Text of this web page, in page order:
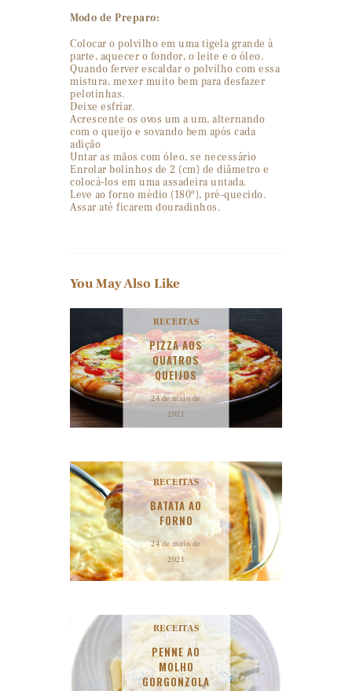
Modo de Preparo:
Colocar o polvilho em uma tigela grande à
parte, aquecer o fondor, o leite e o óleo.
Quando ferver escaldar o polvilho com essa
mistura, mexer muito bem para desfazer
pelotinhas.
Deixe esfriar.
Acrescente os ovos um a um, alternando
com o queijo e sovando bem após cada
adição
Untar as mãos com óleo, se necessário
Enrolar bolinhos de 2 (cm) de diâmetro e
colocá-los em uma assadeira untada.
Leve ao forno médio (180º), pré-quecido.
Assar até ficarem douradinhos.
You May Also Like
RECEITAS
PIZZA AOS
QUATROS
QUEIJOS
24 de maio de
2021
RECEITAS
BATATA AO
FORNO
24 de maio de
2021
RECEITAS
PENNE AO
MOLHO
GORGONZOLA